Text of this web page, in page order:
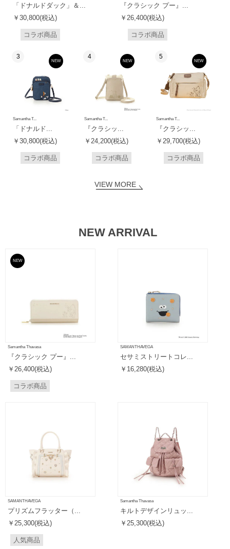
「ドナルドダック」＆...
￥30,800(税込)
コラボ商品
『クラシック プー』...
￥26,400(税込)
コラボ商品
3
NEW
Samantha T...
「ドナルド...
￥30,800(税込)
コラボ商品
4
NEW
Samantha T...
『クラシッ...
￥24,200(税込)
コラボ商品
5
NEW
Samantha T...
『クラシッ...
￥29,700(税込)
コラボ商品
VIEW MORE
NEW ARRIVAL
NEW
Samantha Thavasa
『クラシック プー』...
￥26,400(税込)
コラボ商品
SAMANTHAVEGA
セサミストリートコレ...
￥16,280(税込)
SAMANTHAVEGA
プリズムフラッター（...
￥25,300(税込)
人気商品
Samantha Thavasa
キルトデザインリュッ...
￥25,300(税込)